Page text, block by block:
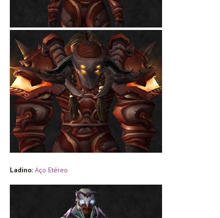
Ladino: Aço Etéreo